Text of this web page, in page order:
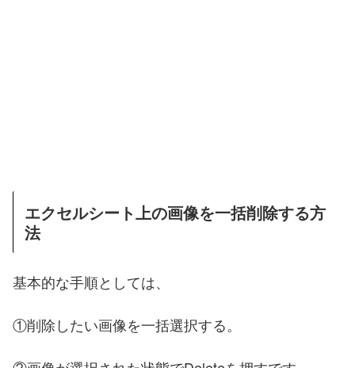
エクセルシート上の画像を一括削除する方
法
基本的な手順としては、
①削除したい画像を一括選択する。